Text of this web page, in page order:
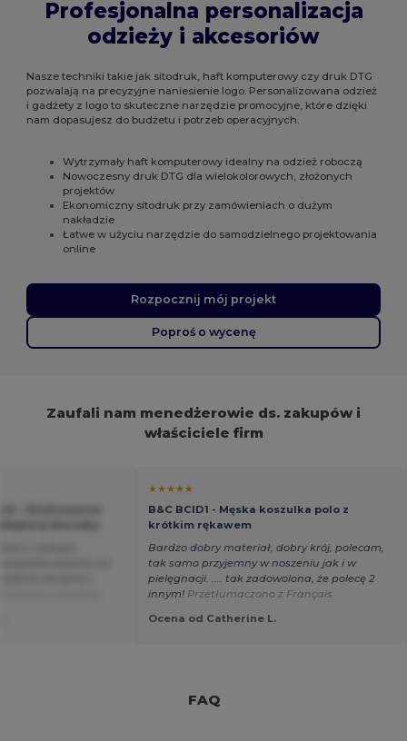
Profesjonalna personalizacja
odzieży i akcesoriów
Nasze techniki takie jak sitodruk, haft komputerowy czy druk DTG
pozwalają na precyzyjne naniesienie logo. Personalizowana odzież
i gadżety z logo to skuteczne narzędzie promocyjne, które dzięki
nam dopasujesz do budżetu i potrzeb operacyjnych.
Wytrzymały haft komputerowy idealny na odzież roboczą
Nowoczesny druk DTG dla wielokolorowych, złożonych
projektów
Ekonomiczny sitodruk przy zamówieniach o dużym
nakładzie
Łatwe w użyciu narzędzie do samodzielnego projektowania
online
Rozpocznij mój projekt
Poproś o wycenę
Zaufali nam menedżerowie ds. zakupów i
właściciele firm
★★★★★
B&C BCID1 - Męska koszulka polo z
krótkim rękawem
Bardzo dobry materiał, dobry krój, polecam,
tak samo przyjemny w noszeniu jak i w
pielęgnacji. .... tak zadowolona, że polecę 2
innym! Przetłumaczono z Français
Ocena od Catherine L.
FAQ